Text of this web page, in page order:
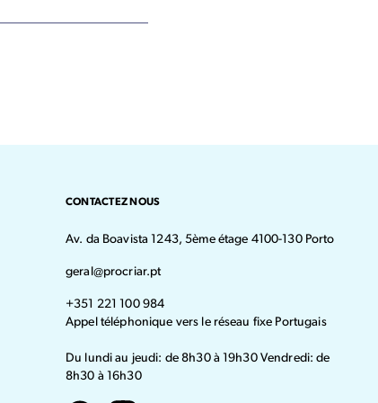
CONTACTEZ NOUS
Av. da Boavista 1243, 5ème étage 4100-130 Porto
geral@procriar.pt
+351 221 100 984
Appel téléphonique vers le réseau fixe Portugais
Du lundi au jeudi: de 8h30 à 19h30 Vendredi: de
8h30 à 16h30